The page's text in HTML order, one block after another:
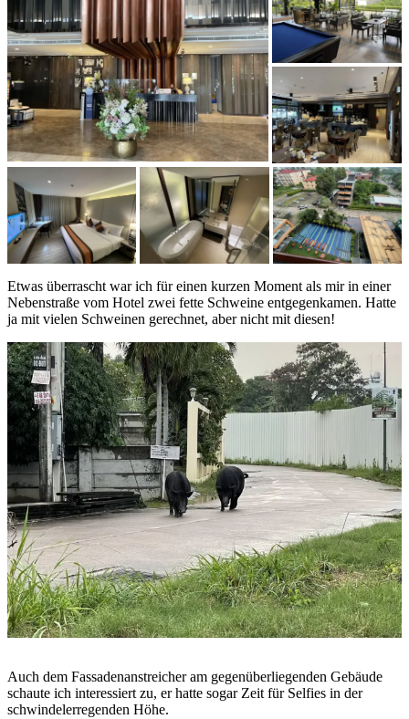
Etwas überrascht war ich für einen kurzen Moment als mir in einer
Nebenstraße vom Hotel zwei fette Schweine entgegenkamen. Hatte
ja mit vielen Schweinen gerechnet, aber nicht mit diesen!
Auch dem Fassadenanstreicher am gegenüberliegenden Gebäude
schaute ich interessiert zu, er hatte sogar Zeit für Selfies in der
schwindelerregenden Höhe.